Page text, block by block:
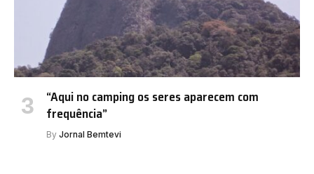
“Aqui no camping os seres aparecem com
frequência”
By Jornal Bemtevi